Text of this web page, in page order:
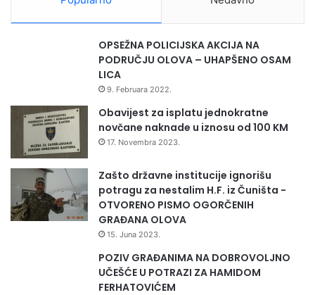
OPSEŽNA POLICIJSKA AKCIJA NA
PODRUČJU OLOVA – UHAPŠENO OSAM
LICA
9. Februara 2022.
Obavijest za isplatu jednokratne
novčane naknade u iznosu od 100 KM
17. Novembra 2023.
Zašto državne institucije ignorišu
potragu za nestalim H.F. iz Čuništa -
OTVORENO PISMO OGORČENIH
GRAĐANA OLOVA
15. Juna 2023.
POZIV GRAĐANIMA NA DOBROVOLJNO
UČEŠĆE U POTRAZI ZA HAMIDOM
FERHATOVIĆEM